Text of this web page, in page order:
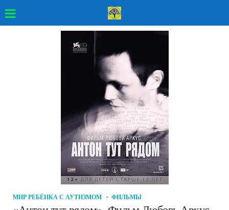
МИР РЕБЁНКА С АУТИЗМОМ ФИЛЬМЫ